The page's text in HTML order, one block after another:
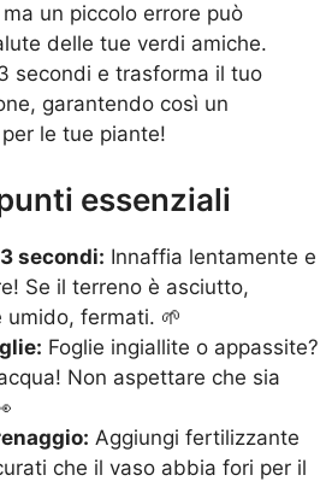
un piccolo errore può
delle tue verdi amiche.
secondi e trasforma il tuo
garantendo così un
le tue piante!
essenziali
secondi: Innaffia lentamente e
Se il terreno è asciutto,
umido, fermati. 🌱
Foglie ingiallite o appassite?
Non aspettare che sia
Aggiungi fertilizzante
che il vaso abbia fori per il